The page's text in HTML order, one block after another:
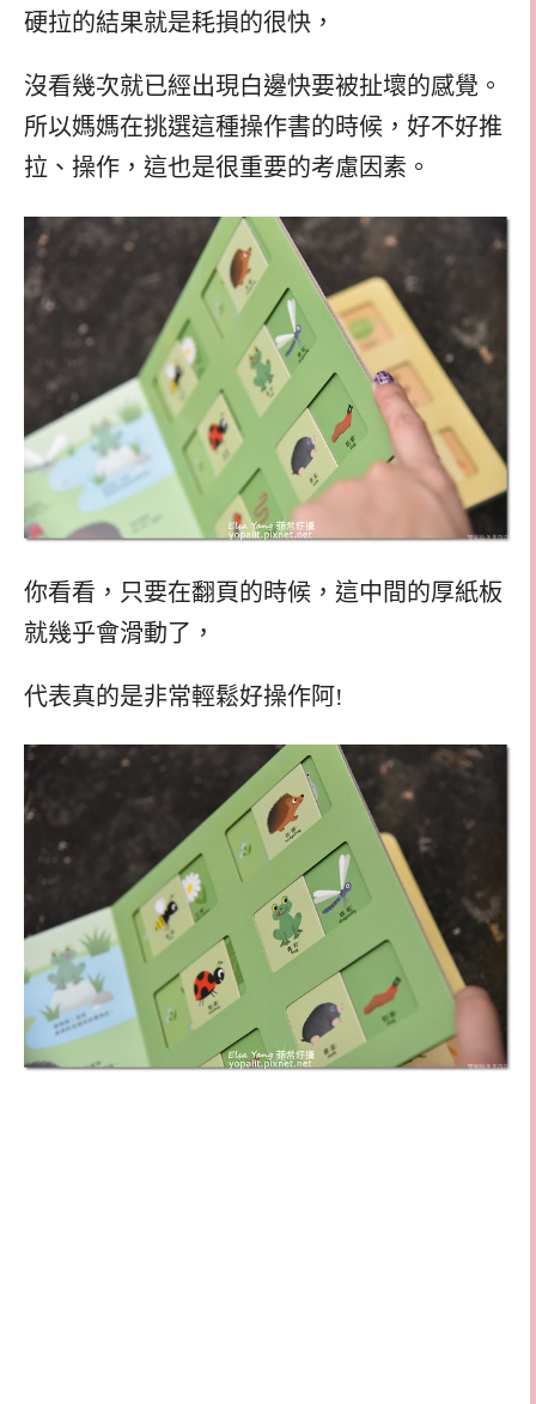
硬拉的結果就是耗損的很快，
沒看幾次就已經出現白邊快要被扯壞的感覺。
所以媽媽在挑選這種操作書的時候，好不好推
拉、操作，這也是很重要的考慮因素。
你看看，只要在翻頁的時候，這中間的厚紙板
就幾乎會滑動了，
代表真的是非常輕鬆好操作阿!